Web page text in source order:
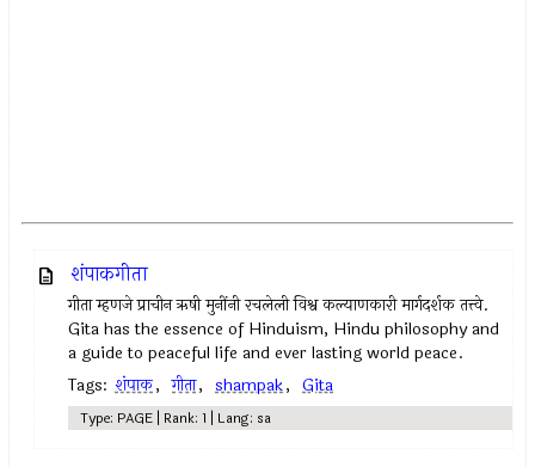
शंपाकगीता
गीता म्हणजे प्राचीन ऋषी मुनींनी रचलेली विश्व कल्याणकारी मार्गदर्शक तत्त्वे.
Gita has the essence of Hinduism, Hindu philosophy and
a guide to peaceful life and ever lasting world peace.
Tags: शंपाक, गीता, shampak, Gita
Type: PAGE | Rank: 1 | Lang: sa